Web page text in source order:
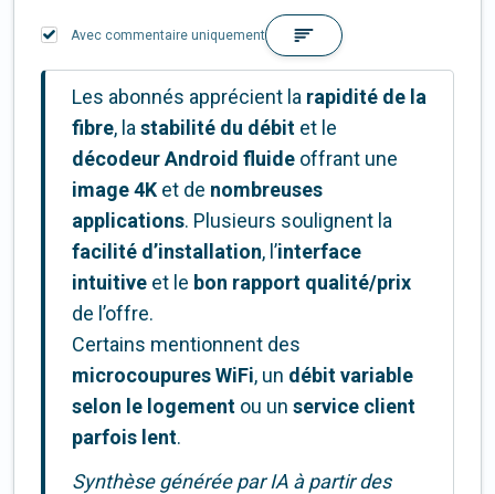
Avec commentaire uniquement
Les abonnés apprécient la rapidité de la
fibre, la stabilité du débit et le
décodeur Android fluide offrant une
image 4K et de nombreuses
applications. Plusieurs soulignent la
facilité d’installation, l’interface
intuitive et le bon rapport qualité/prix
de l’offre.
Certains mentionnent des
microcoupures WiFi, un débit variable
selon le logement ou un service client
parfois lent.
Synthèse générée par IA à partir des